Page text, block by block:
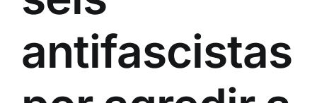
antifascistas